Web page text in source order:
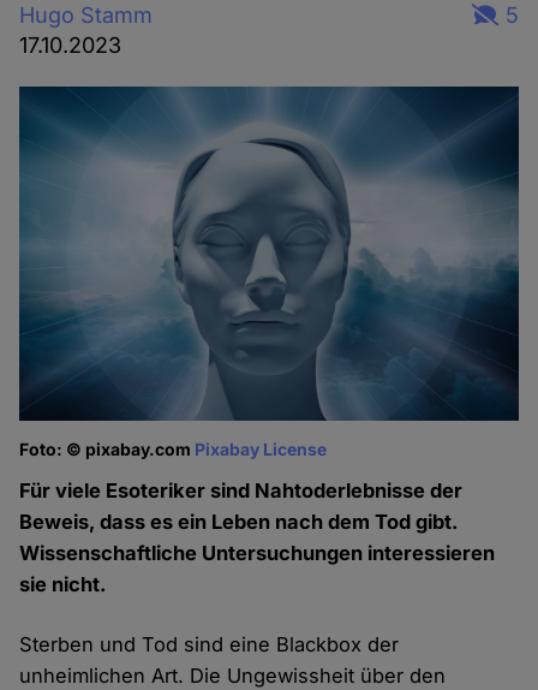
Hugo Stamm
17.10.2023
5
Foto: © pixabay.com Pixabay License
Für viele Esoteriker sind Nahtoderlebnisse der
Beweis, dass es ein Leben nach dem Tod gibt.
Wissenschaftliche Untersuchungen interessieren
sie nicht.
Sterben und Tod sind eine Blackbox der
unheimlichen Art. Die Ungewissheit über den